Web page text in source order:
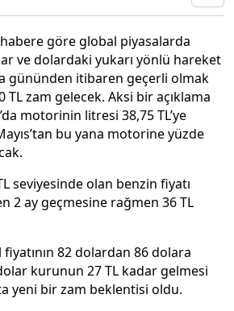
habere göre global piyasalarda
ve dolardaki yukarı yönlü hareket
gününden itibaren geçerli olmak
zam gelecek. Aksi bir açıklama
motorinin litresi 38,75 TL’ye
bu yana motorine yüzde
seviyesinde olan benzin fiyatı
2 ay geçmesine rağmen 36 TL
82 dolardan 86 dolara
kurunun 27 TL kadar gelmesi
yeni bir zam beklentisi oldu.